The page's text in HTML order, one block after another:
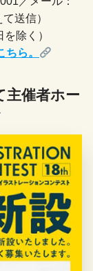
送信）
除く）
ら。
主催者ホー